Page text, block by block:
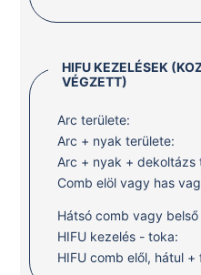
HIFU KEZELÉSEK
VÉGZETT)
Arc területe:
Arc + nyak területe:
Arc + nyak + dekoltázs
Comb elöl vagy has
Hátsó comb vagy
HIFU kezelés - toka:
HIFU comb elől, hátul +